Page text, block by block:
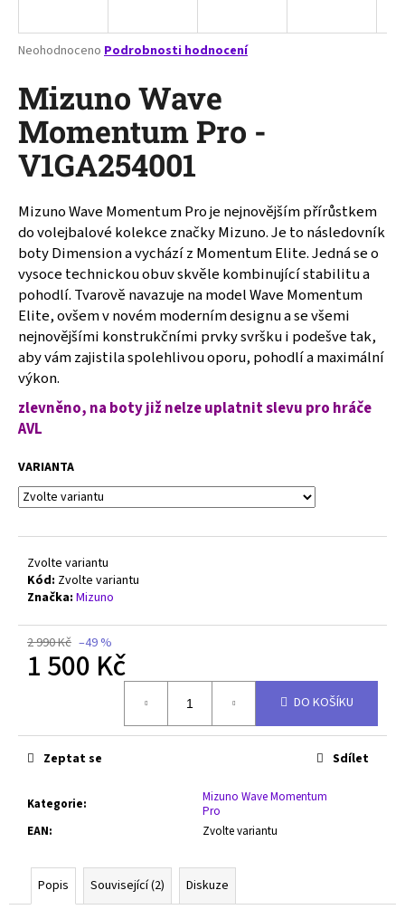
Průměrné
produktu
je
0,0
z
5
hvězdiček.
Neohodnoceno Podrobnosti hodnocení
Mizuno Wave
Momentum Pro -
V1GA254001
Mizuno Wave Momentum Pro je nejnovějším přírůstkem
do volejbalové kolekce značky Mizuno. Je to následovník
boty Dimension a vychází z Momentum Elite. Jedná se o
vysoce technickou obuv skvěle kombinující stabilitu a
pohodlí. Tvarově navazuje na model Wave Momentum
Elite, ovšem v novém moderním designu a se všemi
nejnovějšími konstrukčními prvky svršku i podešve tak,
aby vám zajistila spolehlivou oporu, pohodlí a maximální
výkon.
zlevněno, na boty již nelze uplatnit slevu pro hráče
AVL
VARIANTA
Zvolte variantu
Kód: Zvolte variantu
Značka: Mizuno
2 990 Kč –49 %
1 500 Kč
DO KOŠÍKU
Kategorie:
Mizuno Wave Momentum
Pro
EAN: Zvolte variantu
Zeptat se Sdílet
Popis Související (2) Diskuze
j
t
?
HLEDAT
D
o
p
o
r
u
č
u
e
m
e
SPIKEBALL
WEEKENDER
SET
959
Kč
Původně: